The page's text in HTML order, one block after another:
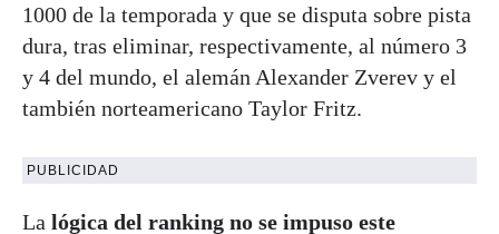
1000 de la temporada y que se disputa sobre pista
dura, tras eliminar, respectivamente, al número 3
y 4 del mundo, el alemán Alexander Zverev y el
también norteamericano Taylor Fritz.
PUBLICIDAD
La lógica del ranking no se impuso este